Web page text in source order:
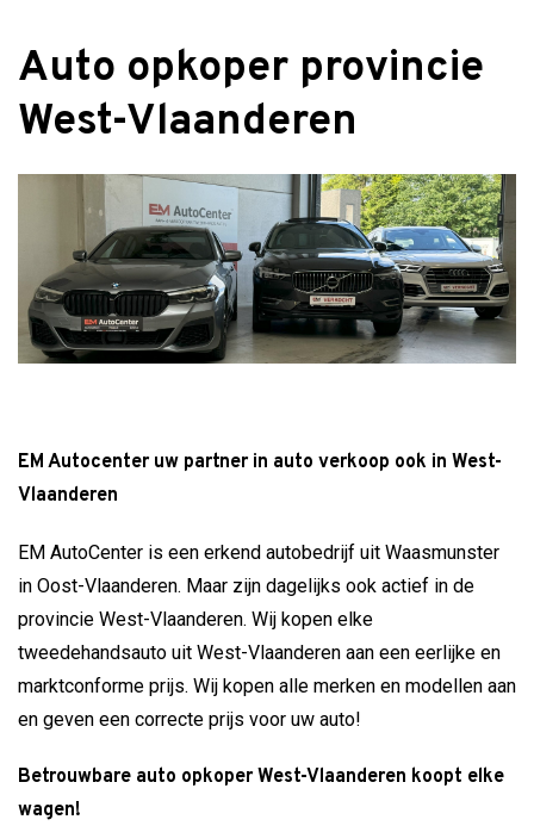
Auto opkoper provincie
West-Vlaanderen
EM Autocenter uw partner in auto verkoop ook in West-
Vlaanderen
EM AutoCenter is een erkend autobedrijf uit Waasmunster
in Oost-Vlaanderen. Maar zijn dagelijks ook actief in de
provincie West-Vlaanderen. Wij kopen elke
tweedehandsauto uit West-Vlaanderen aan een eerlijke en
marktconforme prijs. Wij kopen alle merken en modellen aan
en geven een correcte prijs voor uw auto!
Betrouwbare auto opkoper West-Vlaanderen koopt elke
wagen!